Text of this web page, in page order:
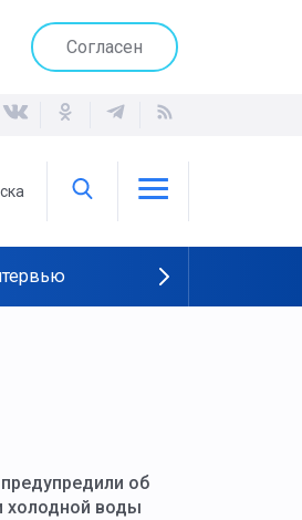
Согласен
об
холодной воды